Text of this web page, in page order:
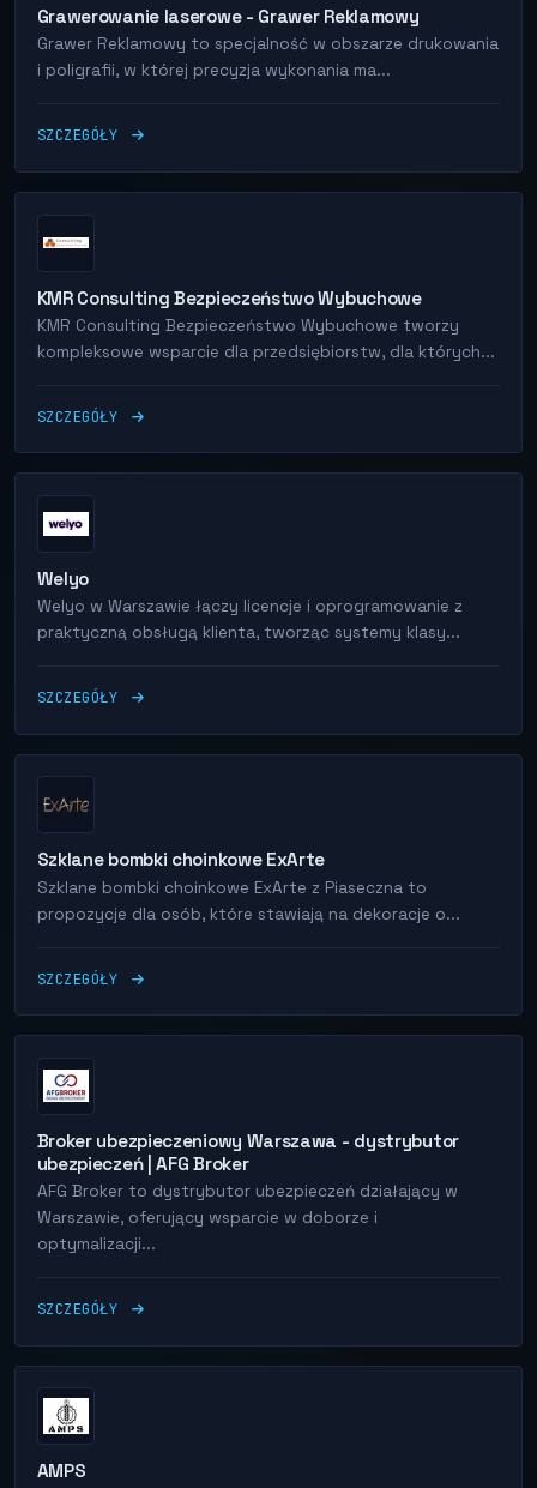
Grawerowanie laserowe - Grawer Reklamowy
Grawer Reklamowy to specjalność w obszarze drukowania
i poligrafii, w której precyzja wykonania ma...
SZCZEGÓŁY
KMR Consulting Bezpieczeństwo Wybuchowe
KMR Consulting Bezpieczeństwo Wybuchowe tworzy
kompleksowe wsparcie dla przedsiębiorstw, dla których...
SZCZEGÓŁY
Welyo
Welyo w Warszawie łączy licencje i oprogramowanie z
praktyczną obsługą klienta, tworząc systemy klasy...
SZCZEGÓŁY
Szklane bombki choinkowe ExArte
Szklane bombki choinkowe ExArte z Piaseczna to
propozycje dla osób, które stawiają na dekoracje o...
SZCZEGÓŁY
Broker ubezpieczeniowy Warszawa - dystrybutor
ubezpieczeń | AFG Broker
AFG Broker to dystrybutor ubezpieczeń działający w
Warszawie, oferujący wsparcie w doborze i
optymalizacji...
SZCZEGÓŁY
AMPS